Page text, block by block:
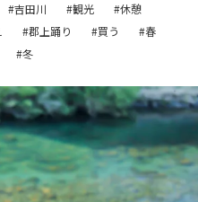
#吉田川 #観光
#休憩
#郡上踊り #買う
#春
#冬